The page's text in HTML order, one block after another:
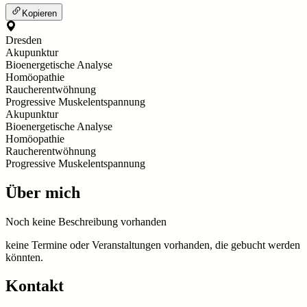
Kopieren
Dresden
Akupunktur
Bioenergetische Analyse
Homöopathie
Raucherentwöhnung
Progressive Muskelentspannung
Akupunktur
Bioenergetische Analyse
Homöopathie
Raucherentwöhnung
Progressive Muskelentspannung
Über mich
Noch keine Beschreibung vorhanden
keine Termine oder Veranstaltungen vorhanden, die gebucht werden
könnten.
Kontakt